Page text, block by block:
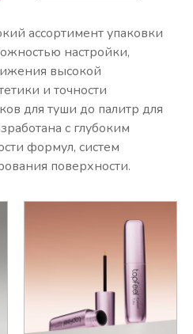
ассортимент упаковки
настройки,
высокой
и точности
для туши до палитр для
с глубоким
формул, систем
поверхности.